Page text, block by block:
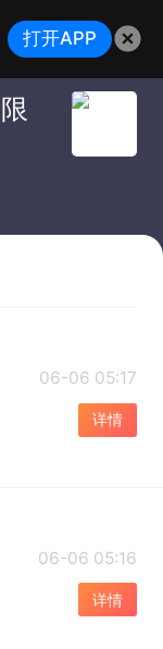
06-06 05:17
详情
06-06 05:16
详情
打开APP